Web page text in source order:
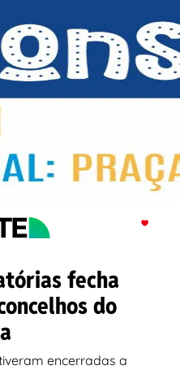
fecha
do
encerradas a